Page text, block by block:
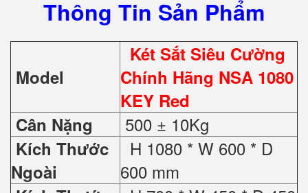
Thông Tin Sản Phẩm
Model
Két Sắt Siêu Cường
Chính Hãng NSA 1080
KEY Red
Cân Nặng
500 ± 10Kg
Kích Thước
Ngoài
H 1080 * W 600 * D
600 mm